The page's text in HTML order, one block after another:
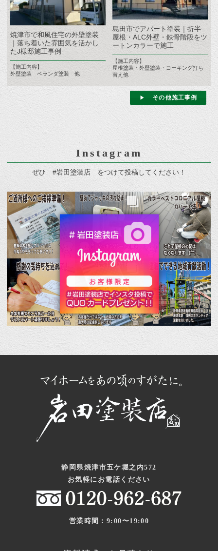
焼津市で和風住宅の外壁塗装
｜落ち着いた雰囲気を活かし
たJ様邸施工事例
【施工内容】
外壁塗装 ベランダ塗装 他
島田市でアパート塗装｜折半
屋根・ALC外壁・鉄骨階段をツ
ートンカラーで施工
【施工内容】
屋根塗装・外壁塗装・コーキング打ち
替え他
その他施工事例
Instagram
ぜひ #岩田塗装店 をつけて投稿してください！
静岡県焼津市五ケ堀之内572
お気軽にお電話ください
営業時間：9:00〜19:00